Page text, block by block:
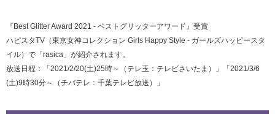
『Best Glitter Award 2021 - ベストグリッターアワード』受賞
ハピスタTV（東京女神コレクション Girls Happy Style - ガールズハッピースタ
イル）で「rasica」が紹介されます。
放送日程：「2021/2/20(土)25時～（テレ玉：テレビさいたま）」「2021/3/6
(土)9時30分～（チバテレ：千葉テレビ放送）」